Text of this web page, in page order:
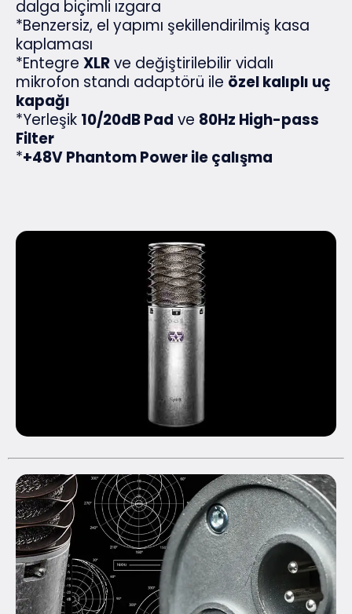
dalga biçimli ızgara
*Benzersiz, el yapımı şekillendirilmiş kasa
kaplaması
*Entegre XLRve değiştirilebilir vidalı
mikrofon standı adaptörü ile özel kalıplı uç
kapağı
*Yerleşik 10/20dB Pad ve 80Hz High-pass
Filter
*+48V Phantom Power ile çalışma